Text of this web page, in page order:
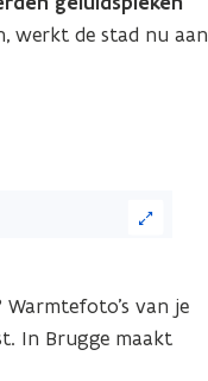
werkt de stad nu aan
van je
In Brugge maakt